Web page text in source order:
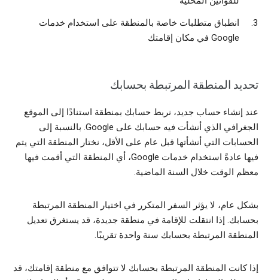
انطباق متطلبات خاصة بالمنطقة على استخدام خدمات
Google في مكان إقامتك
تحديد المنطقة المرتبطة بحسابك
عند إنشاء حساب جديد، نربط حسابك بمنطقة استنادًا إلى الموقع
الجغرافي الذي أنشأت فيه حسابك على Google. بالنسبة إلى
الحسابات التي أنشأتها قبل عام على الأقل، نختار المنطقة التي يتم
فيها عادةً استخدام خدمات Google، أي المنطقة التي أقمت فيها
معظم الوقت خلال السنة الماضية.
بشكل عام، لا يؤثر السفر المتكرر في اختيار المنطقة المرتبطة
بحسابك. إذا انتقلت للإقامة في منطقة جديدة، قد يستغرق تعديل
المنطقة المرتبطة بحسابك سنة واحدة تقريبًا.
إذا كانت المنطقة المرتبطة بحسابك لا تتوافق مع منطقة إقامتك، قد